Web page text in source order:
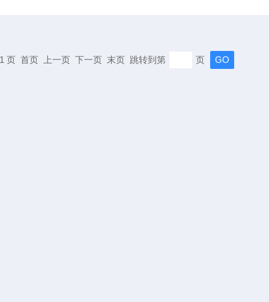
1 页 首页 上一页 下一页 末页 跳转到第 页